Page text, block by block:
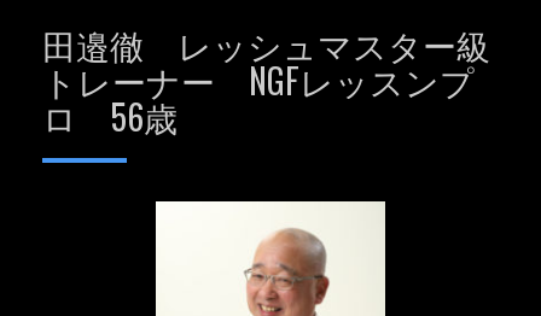
田邉徹 レッシュマスター級
トレーナー NGFレッスンプ
ロ 56歳